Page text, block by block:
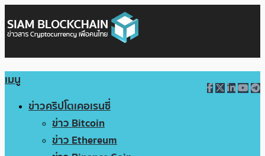
เมนู
ข่าวคริปโตเคอเรนซี่
ข่าว Bitcoin
ข่าว Ethereum